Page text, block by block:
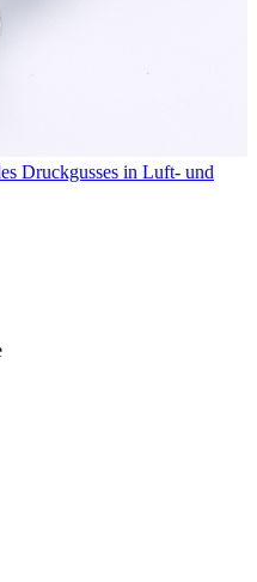
Druckgusses in Luft- und